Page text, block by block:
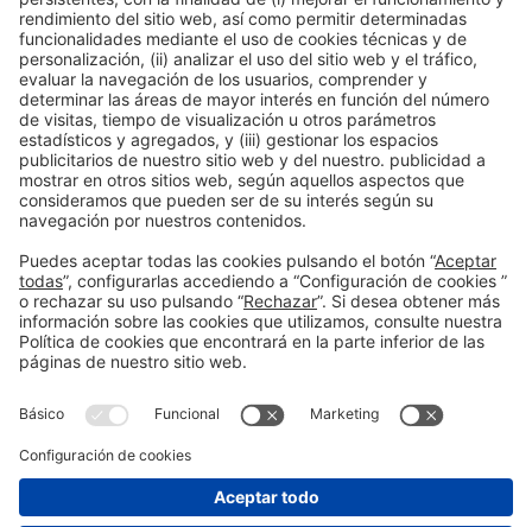
Innovation Hub Area - Stand Acció
Acceso público
Leer más
#EXPOQUIMIA2026
en las redes sociales